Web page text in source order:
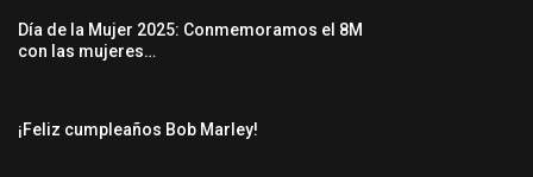
Día de la Mujer 2025: Conmemoramos el 8M
con las mujeres…
¡Feliz cumpleaños Bob Marley!